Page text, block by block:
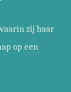
zij haar
op een